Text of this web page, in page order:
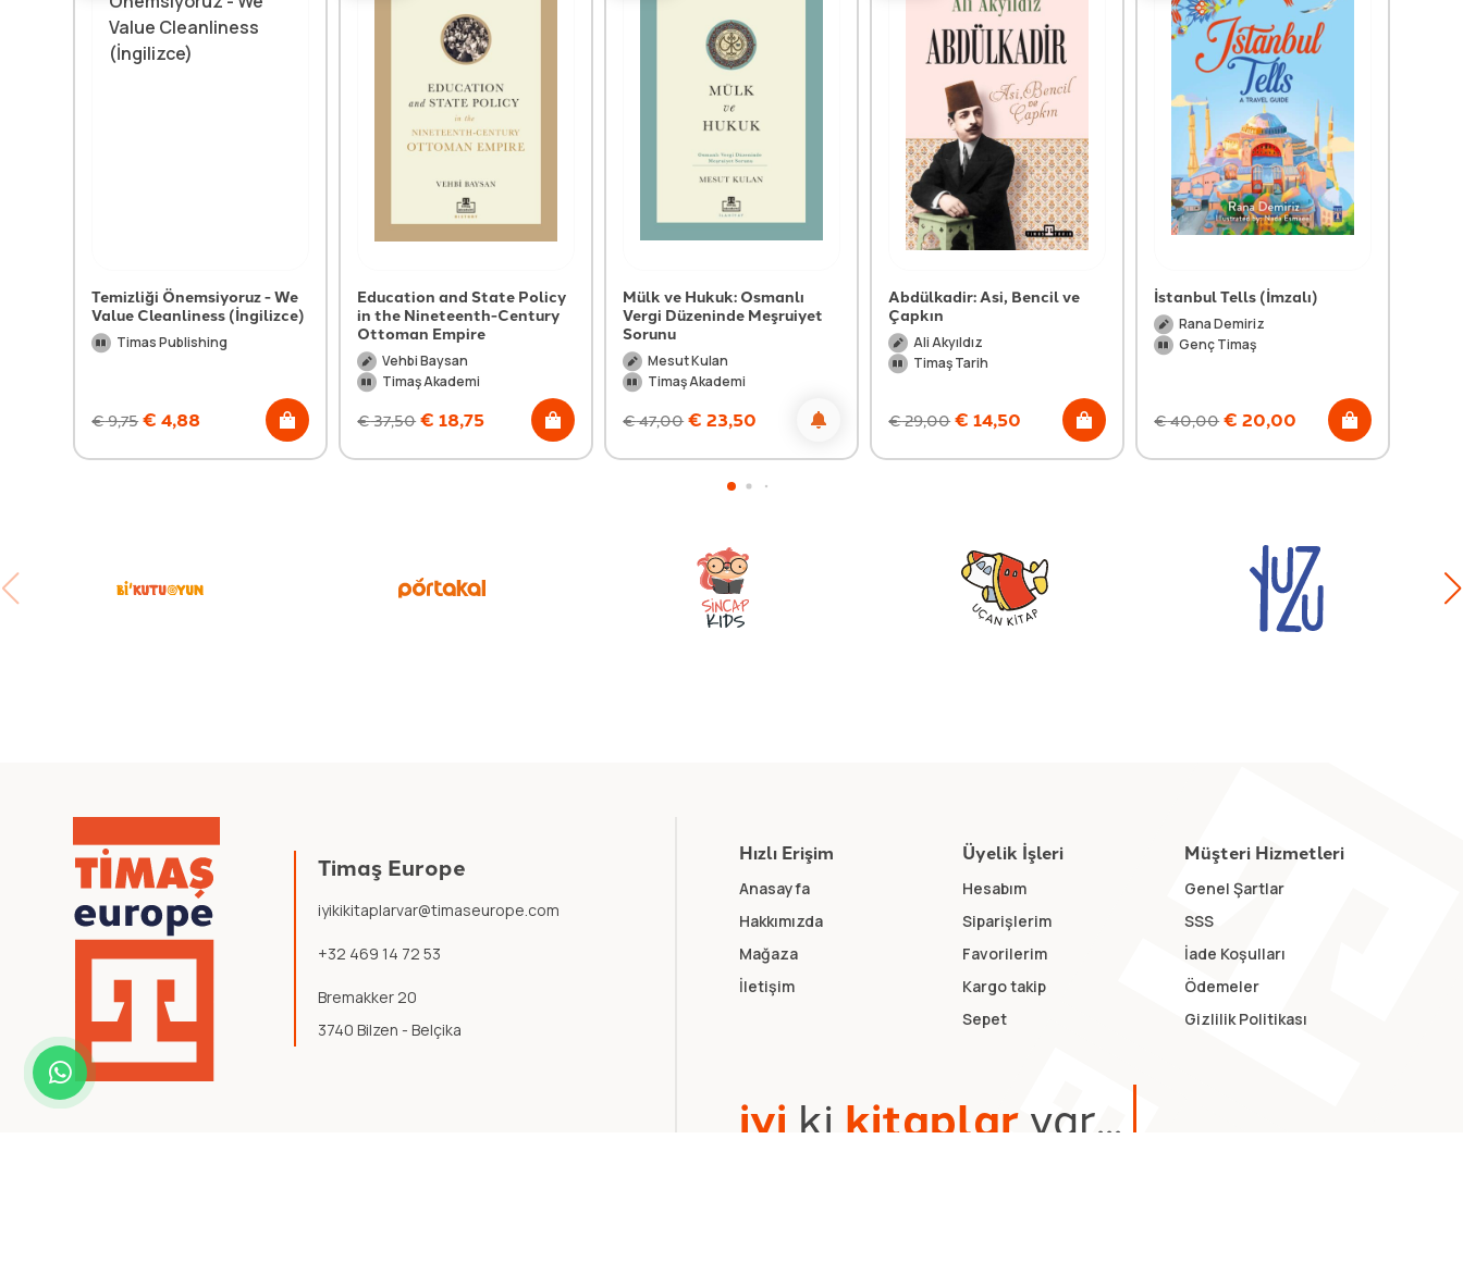
Temizliği Önemsiyoruz - We
Value Cleanliness (İngilizce)
Timas Publishing
€9,75 € 4,88
Education and State Policy
in the Nineteenth-Century
Ottoman Empire
Vehbi Baysan
Timaş Akademi
€37,50 € 18,75
Mülk ve Hukuk: Osmanlı
Vergi Düzeninde Meşruiyet
Sorunu
Mesut Kulan
Timaş Akademi
€47,00 € 23,50
Abdülkadir: Asi, Bencil ve
Çapkın
Ali Akyıldız
Timaş Tarih
€29,00 € 14,50
İstanbul Tells (İmzalı)
Rana Demiriz
Genç Timaş
€40,00 € 20,00
Timaş Europe
iyikikitaplarvar@timaseurope.com
+32 469 14 72 53
Bremakker 20
3740 Bilzen - Belçika
Hızlı Erişim
Anasayfa
Hakkımızda
Mağaza
İletişim
Üyelik İşleri
Hesabım
Siparişlerim
Favorilerim
Kargo takip
Sepet
Müşteri Hizmetleri
Genel Şartlar
SSS
İade Koşulları
Ödemeler
Gizlilik Politikası
iyi ki kitaplarvar...